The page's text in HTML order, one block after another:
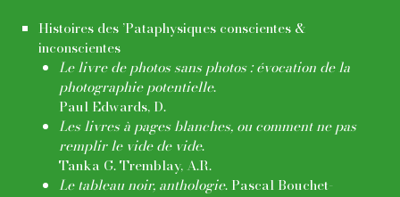
Histoires des ’Pataphysiques conscientes &
inconscientes
Le livre de photos sans photos : évocation de la
photographie potentielle.
Paul Edwards, D.
Les livres à pages blanches, ou comment ne pas
remplir le vide de vide.
Tanka G. Tremblay, A.R.
Le tableau noir, anthologie. Pascal Bouchet-